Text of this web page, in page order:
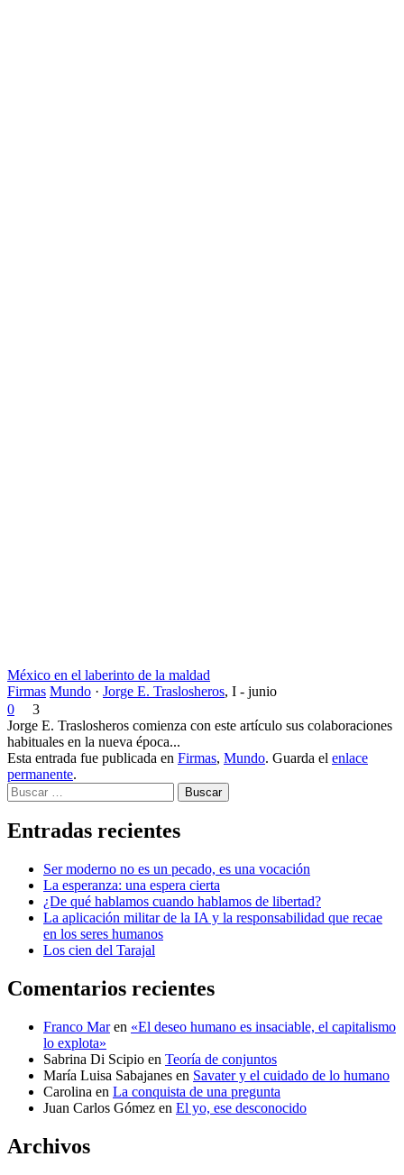
México en el laberinto de la maldad
Firmas Mundo · Jorge E. Traslosheros, I - junio
0
3
Jorge E. Traslosheros comienza con este artículo sus colaboraciones
habituales en la nueva época...
Esta entrada fue publicada en Firmas, Mundo. Guarda el enlace
permanente.
Buscar
Entradas recientes
Ser moderno no es un pecado, es una vocación
La esperanza: una espera cierta
¿De qué hablamos cuando hablamos de libertad?
La aplicación militar de la IA y la responsabilidad que recae
en los seres humanos
Los cien del Tarajal
Comentarios recientes
Franco Maren «El deseo humano es insaciable, el capitalismo
lo explota»
Sabrina Di Scipio en Teoría de conjuntos
María Luisa Sabajanes en Savater y el cuidado de lo humano
Carolina en La conquista de una pregunta
Juan Carlos Gómez en El yo, ese desconocido
Archivos